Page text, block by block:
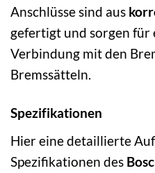
Anschlüsse sind aus
gefertigt und sorgen für
Verbindung mit den
Bremssätteln.
Spezifikationen
Hier eine detaillierte
Spezifikationen des